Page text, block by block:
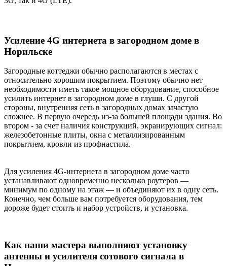
Усиление 4G интернета в загородном доме в
Норильске
Загородные коттеджи обычно располагаются в местах с
относительно хорошим покрытием. Поэтому обычно нет
необходимости иметь такое мощное оборудование, способное
усилить интернет в загородном доме в глуши. С другой
стороны, внутренняя сеть в загородных домах зачастую
сложнее. В первую очередь из-за большей площади здания. Во
втором - за счет наличия конструкций, экранирующих сигнал:
железобетонные плиты, окна с металлизированным
покрытием, кровли из профнастила.
Для усиления 4G-интернета в загородном доме часто
устанавливают одновременно несколько роутеров —
минимум по одному на этаж — и объединяют их в одну сеть.
Конечно, чем больше вам потребуется оборудования, тем
дороже будет стоить и набор устройств, и установка.
Как наши мастера выполняют установку
антенны и усилителя сотового сигнала в